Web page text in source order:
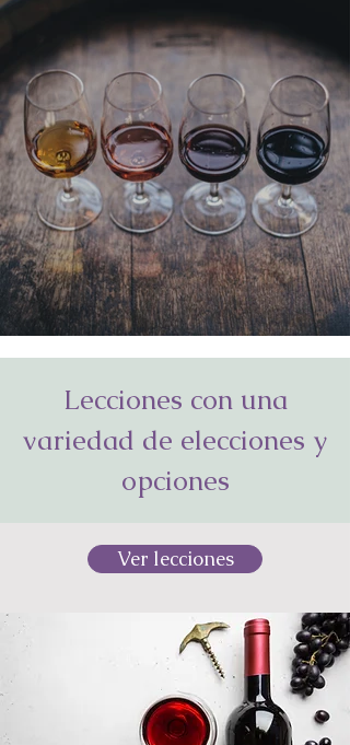
Lecciones con una
variedad de elecciones y
opciones
Ver lecciones